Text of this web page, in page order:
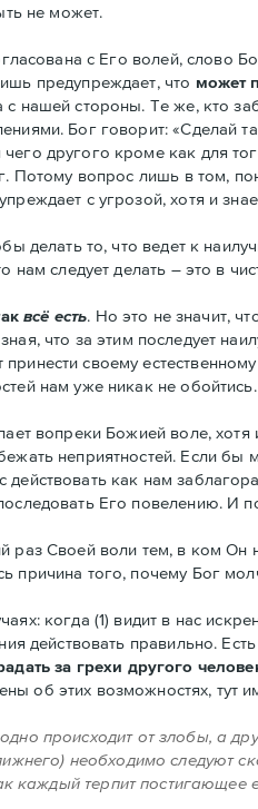
не может.
с Его волей, слово
предупреждает, что может
с нашей стороны. Те же, кто
Бог говорит: «Сделай
другого кроме как для
Потому вопрос лишь в том,
с угрозой, хотя и
делать то, что ведет к
нам следует делать – это в
всё есть. Но это не значит,
что за этим последует
своему
нам уже никак не обойтись.
вопреки Божией воле,
неприятностей. Если
как нам
Его повелению. И
раз Своей воли тем, в ком Он
причина того, почему Бог
когда (1) видит в нас
действовать правильно.
за грехи другого
об этих возможностях, тут
происходит от злобы, а
необходимо следуют
каждый терпит